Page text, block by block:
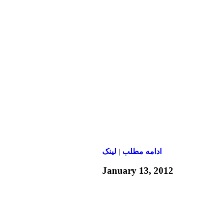
ادامه مطلب | لينک
January 13, 2012